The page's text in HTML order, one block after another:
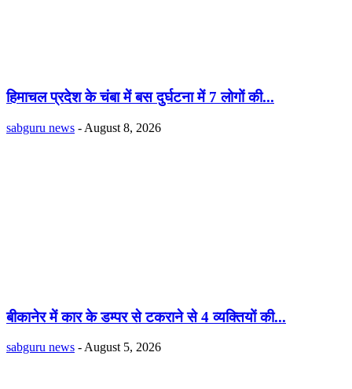
हिमाचल प्रदेश के चंबा में बस दुर्घटना में 7 लोगों की...
sabguru news - August 8, 2026
बीकानेर में कार के डम्पर से टकराने से 4 व्यक्तियों की...
sabguru news - August 5, 2026